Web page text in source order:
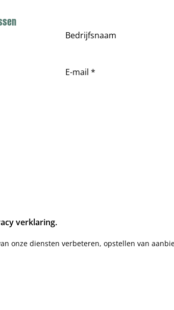
Bedrijfsnaam
E-mail *
verklaring.
onze diensten verbeteren, opstellen van